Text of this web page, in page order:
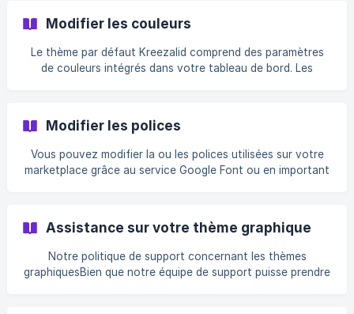
Modifier les couleurs
Le thème par défaut Kreezalid comprend des paramètres
de couleurs intégrés dans votre tableau de bord. Les
Modifier les polices
Vous pouvez modifier la ou les polices utilisées sur votre
marketplace grâce au service Google Font ou en important
Assistance sur votre thème graphique
Notre politique de support concernant les thèmes
graphiquesBien que notre équipe de support puisse prendre